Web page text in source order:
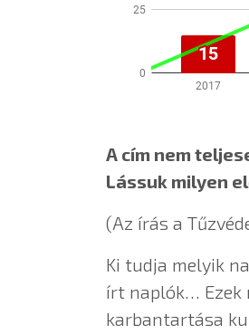
A cím nem
Lássuk milyen
(Az írás a
Ki tudja melyik
írt naplók… Ezek
karbantartása